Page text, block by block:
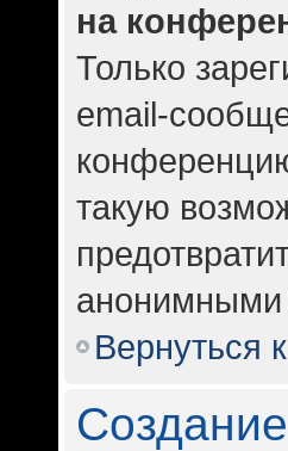
на
Только
email-
такую
анонимными
Вернуться